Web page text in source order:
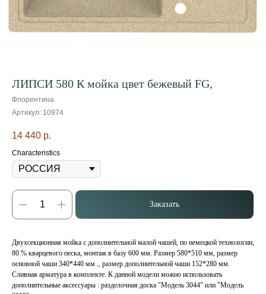
ЛИПСИ 580 К мойка цвет бежевый FG,
Флорентина
Артикул: 10974
14 440 р.
Characteristics
Заказать
Двухсекционная мойка с дополнительной малой чашей, по немецкой технологии,
80 % кварцевого песка, монтаж в базу 600 мм. Размер 580*510 мм, размер
основной чаши 340*440 мм ., размер дополнительной чаши 152*280 мм.
Сливная арматура в комплекте. К данной модели можно использовать
дополнительные аксессуары : разделочная доска "Модель 3044" или "Модель